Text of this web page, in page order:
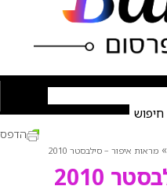
» מראות איפור – סילבסטר 2010
2010
הדפס